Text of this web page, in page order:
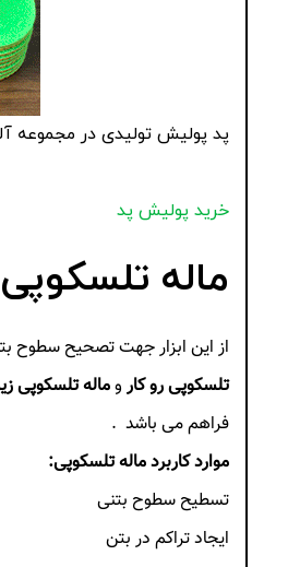
پد پولیش تولیدی در مجموعه
خرید پولیش پد
ماله تلسکوپی
از این ابزار جهت تصحیح سطوح
تلسکوپی رو کار وماله تلسکوپی
فراهم می باشد .
موارد کاربرد ماله تلسکوپی:
تسطیح سطوح بتنی
ایجاد تراکم در بتن